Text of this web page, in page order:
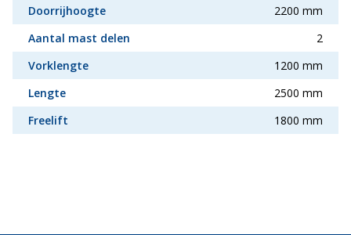
Doorrijhoogte
2200 mm
Aantal mast delen
2
Vorklengte
1200 mm
Lengte
2500 mm
Freelift
1800 mm